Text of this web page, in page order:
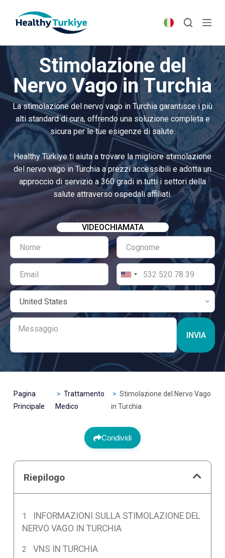
p
t
o
c
o
n
e
t
Stimolazione del
Nervo Vago in Turchia
La stimolazione del nervo vago in Turchia garantisce i più
alti standard di cura, offrendo una soluzione completa e
sicura per le tue esigenze di salute.
Healthy Türkiye ti aiuta a trovare la migliore stimolazione
del nervo vago in Turchia a prezzi accessibili e adotta un
approccio di servizio a 360 gradi in tutti i settori della
salute attraverso ospedali affiliati.
VIDEOCHIAMATA
INVIA
Pagina
Principale
Trattamento
Medico
Stimolazione del Nervo Vago
in Turchia
Condividi
Riepilogo
INFORMAZIONI SULLA STIMOLAZIONE DEL
NERVO VAGO IN TURCHIA
VNS IN TURCHIA